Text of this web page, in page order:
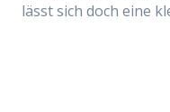
lässt sich doch eine